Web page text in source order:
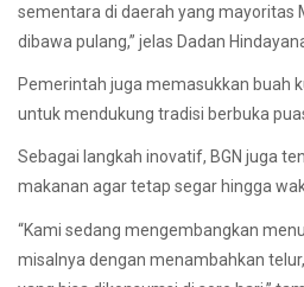
sementara di daerah yang mayoritas
dibawa pulang,” jelas Dadan
Pemerintah juga memasukkan buah
untuk mendukung tradisi berbuka
Sebagai langkah inovatif, BGN juga
makanan agar tetap segar hingga
“Kami sedang mengembangkan
misalnya dengan menambahkan